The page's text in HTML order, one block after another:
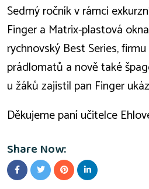
Sedmý ročník v rámci
Finger a Matrix-plastová
rychnovský Best Series,
prádlomatů a nově také
u žáků zajistil pan Finger
Děkujeme paní učitelce
Share Now: